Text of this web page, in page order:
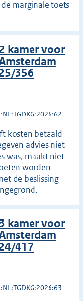
marginale toets
kamer voor
356
kosten betaald
advies niet
was, maakt niet
worden
de beslissing
kamer voor
417